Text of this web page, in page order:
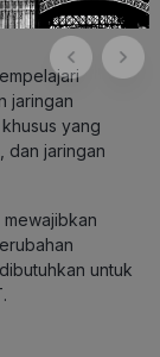
jaringan
yang
dan jaringan
untuk